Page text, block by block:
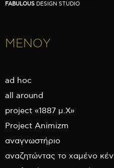
FABULOUS DESIGN STUDIO
ΜΕΝΟΥ
ad hoc
all around
project «1887 μ.Χ»
Project Animizm
αναγνωστήριο
αναζητώντας το χαμένο